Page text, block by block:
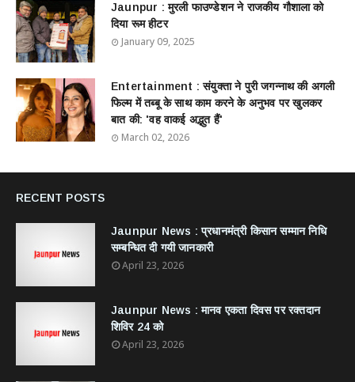
Jaunpur : ​मुरली फाउण्डेशन ने राजकीय गौशाला को
दिया रूम हीटर
January 09, 2025
Entertainment : ​संयुक्ता ने पुरी जगन्नाथ की अगली
फिल्म में तब्बू के साथ काम करने के अनुभव पर खुलकर
बात की: 'वह वाकई अद्भुत हैं'
March 02, 2026
RECENT POSTS
Jaunpur News : ​प्रधानमंत्री किसान सम्मान निधि
सम्बन्धित दी गयी जानकारी
April 23, 2026
Jaunpur News : ​मानव एकता दिवस पर रक्तदान
शिविर 24 को
April 23, 2026